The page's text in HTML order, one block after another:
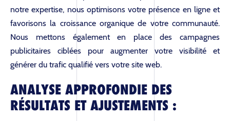
notre expertise, nous optimisons votre présence en ligne et
favorisons la croissance organique de votre communauté.
Nous mettons également en place des campagnes
publicitaires ciblées pour augmenter votre visibilité et
générer du trafic qualifié vers votre site web.
ANALYSE APPROFONDIE DES
RÉSULTATS ET AJUSTEMENTS :